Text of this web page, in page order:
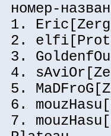
номер-
1.
2.
3.
4.
5.
6.
7.